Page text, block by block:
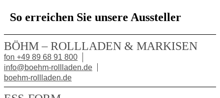
So erreichen Sie unsere Aussteller
BÖHM – ROLLLADEN & MARKISEN
fon +49 89 68 91 800
info@boehm-rollladen.de
boehm-rollladen.de